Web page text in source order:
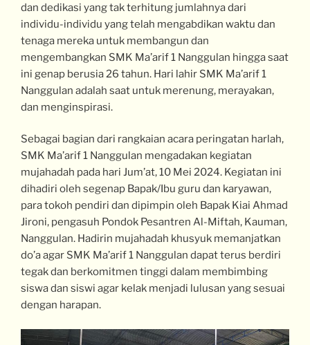
dan dedikasi yang tak terhitung jumlahnya dari
individu-individu yang telah mengabdikan waktu dan
tenaga mereka untuk membangun dan
mengembangkan SMK Ma’arif 1 Nanggulan hingga saat
ini genap berusia 26 tahun. Hari lahir SMK Ma’arif 1
Nanggulan adalah saat untuk merenung, merayakan,
dan menginspirasi.
Sebagai bagian dari rangkaian acara peringatan harlah,
SMK Ma’arif 1 Nanggulan mengadakan kegiatan
mujahadah pada hari Jum’at, 10 Mei 2024. Kegiatan ini
dihadiri oleh segenap Bapak/Ibu guru dan karyawan,
para tokoh pendiri dan dipimpin oleh Bapak Kiai Ahmad
Jironi, pengasuh Pondok Pesantren Al-Miftah, Kauman,
Nanggulan. Hadirin mujahadah khusyuk memanjatkan
do’a agar SMK Ma’arif 1 Nanggulan dapat terus berdiri
tegak dan berkomitmen tinggi dalam membimbing
siswa dan siswi agar kelak menjadi lulusan yang sesuai
dengan harapan.